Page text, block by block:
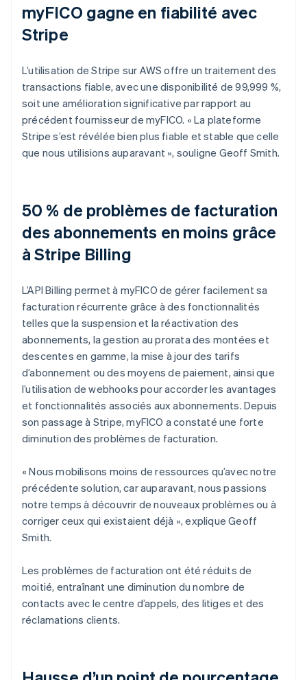
myFICO gagne en fiabilité avec
Stripe
L’utilisation de Stripe sur AWS offre un traitement des
transactions fiable, avec une disponibilité de 99,999 %,
soit une amélioration significative par rapport au
précédent fournisseur de myFICO. « La plateforme
Stripe s’est révélée bien plus fiable et stable que celle
que nous utilisions auparavant », souligne Geoff Smith.
50 % de problèmes de facturation
des abonnements en moins grâce
à Stripe Billing
L’API Billing permet à myFICO de gérer facilement sa
facturation récurrente grâce à des fonctionnalités
telles que la suspension et la réactivation des
abonnements, la gestion au prorata des montées et
descentes en gamme, la mise à jour des tarifs
d’abonnement ou des moyens de paiement, ainsi que
l’utilisation de webhooks pour accorder les avantages
et fonctionnalités associés aux abonnements. Depuis
son passage à Stripe, myFICO a constaté une forte
diminution des problèmes de facturation.
« Nous mobilisons moins de ressources qu’avec notre
précédente solution, car auparavant, nous passions
notre temps à découvrir de nouveaux problèmes ou à
corriger ceux qui existaient déjà », explique Geoff
Smith.
Les problèmes de facturation ont été réduits de
moitié, entraînant une diminution du nombre de
contacts avec le centre d’appels, des litiges et des
réclamations clients.